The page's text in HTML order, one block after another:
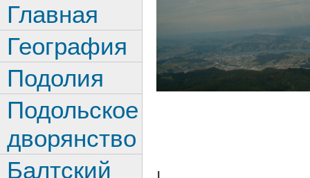
Главная
География
Подолия
Подольское
дворянство
Балтский